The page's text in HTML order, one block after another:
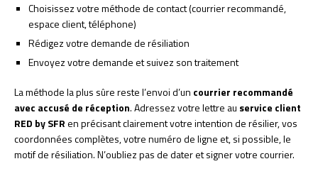
Choisissez votre méthode de contact (courrier recommandé,
espace client, téléphone)
Rédigez votre demande de résiliation
Envoyez votre demande et suivez son traitement
La méthode la plus sûre reste l’envoi d’un courrier recommandé
avec accusé de réception. Adressez votre lettre au service client
RED by SFRen précisant clairement votre intention de résilier, vos
coordonnées complètes, votre numéro de ligne et, si possible, le
motif de résiliation. N’oubliez pas de dater et signer votre courrier.